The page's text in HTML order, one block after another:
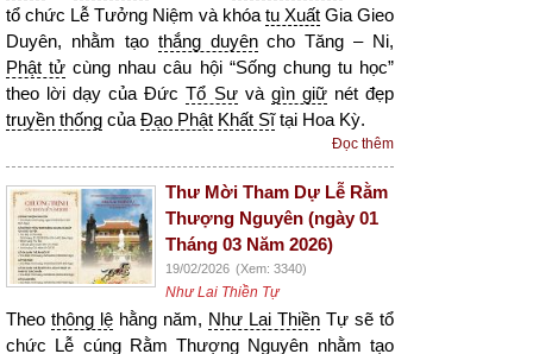
tổ chức Lễ Tưởng Niệm và khóa tu Xuất Gia Gieo
Duyên, nhằm tạo thắng duyêncho Tăng – Ni,
Phật tử cùng nhau câu hội “Sống chung tu học”
theo lời dạy của ĐứcTổ Sưvà gìn giữnét đẹp
truyền thống của Đạo Phật Khất Sĩtại Hoa Kỳ.
Đọc thêm
Thư Mời Tham Dự Lễ Rằm
Thượng Nguyên (ngày 01
Tháng 03 Năm 2026)
19/02/2026 (Xem: 3340)
Như Lai Thiền Tự
Theo thông lệ hằng năm, Như Lai Thiền Tự sẽ tổ
chức Lễ cúng Rằm Thượng Nguyên nhằm tạo